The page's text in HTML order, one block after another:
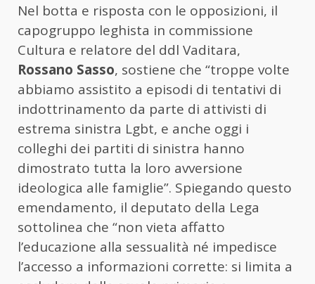
Nel botta e risposta con le opposizioni, il
capogruppo leghista in commissione
Cultura e relatore del ddl Vaditara,
Rossano Sasso, sostiene che “troppe volte
abbiamo assistito a episodi di tentativi di
indottrinamento da parte di attivisti di
estrema sinistra Lgbt, e anche oggi i
colleghi dei partiti di sinistra hanno
dimostrato tutta la loro avversione
ideologica alle famiglie”. Spiegando questo
emendamento, il deputato della Lega
sottolinea che “non vieta affatto
l’educazione alla sessualità né impedisce
l’accesso a informazioni corrette: si limita a